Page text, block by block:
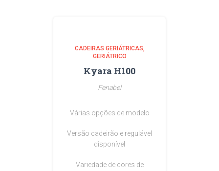
CADEIRAS GERIÁTRICAS
GERIÁTRICO
Kyara H100
Fenabel
Várias opções de modelo
Versão cadeirão e regulável
disponível
Variedade de cores de